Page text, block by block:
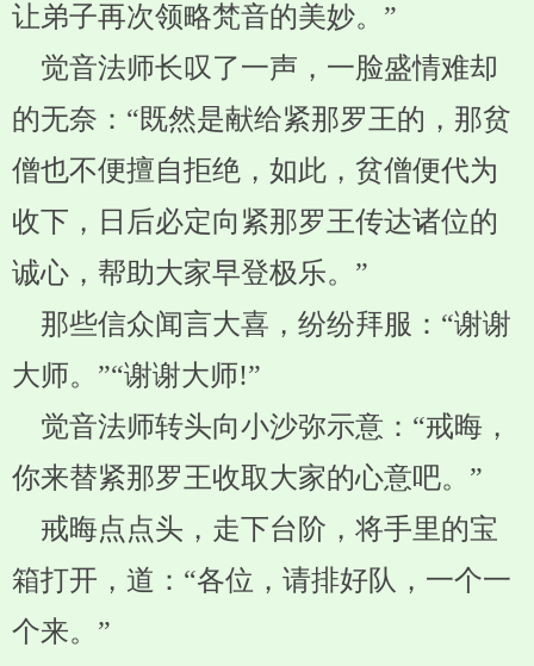
让弟子再次领略梵音的美妙。”
觉音法师长叹了一声，一脸盛情难却
的无奈：“既然是献给紧那罗王的，那贫
僧也不便擅自拒绝，如此，贫僧便代为
收下，日后必定向紧那罗王传达诸位的
诚心，帮助大家早登极乐。”
那些信众闻言大喜，纷纷拜服：“谢谢
大师。”“谢谢大师!”
觉音法师转头向小沙弥示意：“戒晦，
你来替紧那罗王收取大家的心意吧。”
戒晦点点头，走下台阶，将手里的宝
箱打开，道：“各位，请排好队，一个一
个来。”